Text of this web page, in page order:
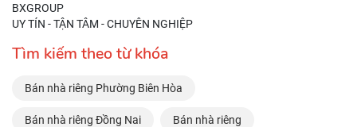
BXGROUP
UY TÍN - TẬN TÂM - CHUYÊN NGHIỆP
Tìm kiếm theo từ khóa
Bán nhà riêng Phường Biên Hòa
Bán nhà riêng Đồng Nai Bán nhà riêng